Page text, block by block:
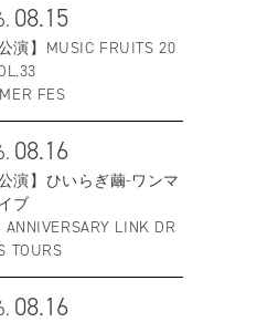
08.15
公演】MUSIC FRUITS 20
FES
08.16
公演】ひいらぎ繭-ワンマ
ブ
ANNIVERSARY LINK DR
TOURS
08.16